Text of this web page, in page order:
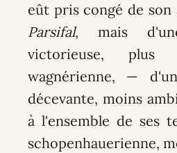
eût pris congé de son
Parsifal, mais
victorieuse, plus
wagnérienne, —
décevante, moins
à l'ensemble de ses
schopenhauerienne,